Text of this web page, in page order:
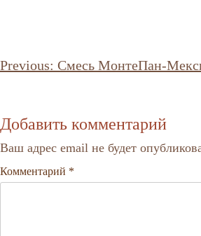
Навигация
Previous: Смесь МонтеПан-
Добавить комментарий
Ваш адрес email не будет
Комментарий *